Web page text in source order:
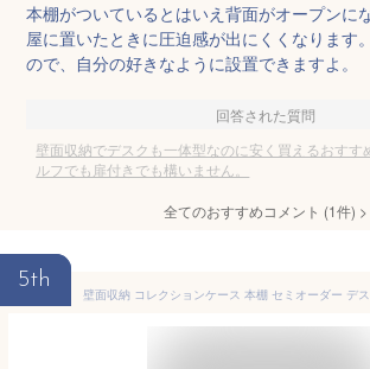
本棚がついているとはいえ背面がオープンに
屋に置いたときに圧迫感が出にくくなります
ので、自分の好きなように設置できますよ。
回答された質問
壁面収納でデスクも一体型なのに安く買えるおすす
ルフでも扉付きでも構いません。
全てのおすすめコメント (1件) >
5th